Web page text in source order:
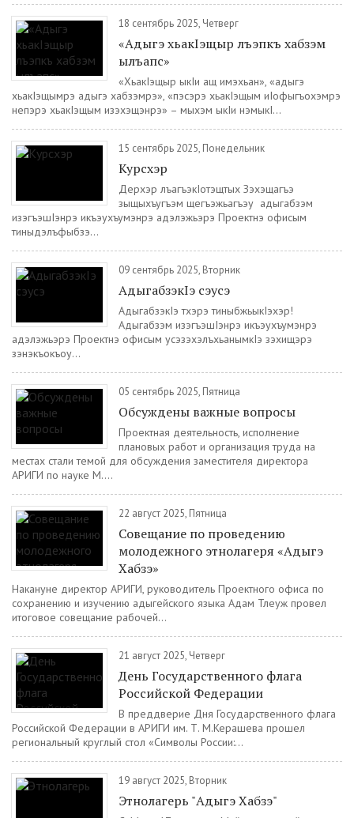
18 сентябрь 2025, Четверг
«Адыгэ хьакIэщыр лъэпкъ хабзэм
ылъапс»
«ХьакIэщыр ыкIи ащ имэхьан», «адыгэ
хьакIэщымрэ адыгэ хабзэмрэ», «пэсэрэ хьакIэщым иIофыгъохэмрэ
непэрэ хьакIэщым изэхэщэнрэ» – мыхэм ыкIи нэмыкI...
15 сентябрь 2025, Понедельник
Курсхэр
Дерхэр лъагъэкIотэщтых Зэхэщагъэ
зыщыхъугъэм щегъэжьагъэу адыгабзэм
изэгъэшIэнрэ икъэухъумэнрэ адэлэжьэрэ Проектнэ офисым
тиныдэлъфыбзэ...
09 сентябрь 2025, Вторник
АдыгабзэкIэ сэусэ
АдыгабзэкIэ тхэрэ тиныбжьыкIэхэр!
Адыгабзэм изэгъэшIэнрэ икъэухъумэнрэ
адэлэжьэрэ Проектнэ офисым усэзэхэлъхьанымкIэ зэхищэрэ
зэнэкъокъоу...
05 сентябрь 2025, Пятница
Обсуждены важные вопросы
Проектная деятельность, исполнение
плановых работ и организация труда на
местах стали темой для обсуждения заместителя директора
АРИГИ по науке М....
22 август 2025, Пятница
Совещание по проведению
молодежного этнолагеря «Адыгэ
Хабзэ»
Накануне директор АРИГИ, руководитель Проектного офиса по
сохранению и изучению адыгейского языка Адам Тлеуж провел
итоговое совещание рабочей...
21 август 2025, Четверг
День Государственного флага
Российской Федерации
В преддверие Дня Государственного флага
Российской Федерации в АРИГИ им. Т. М.Керашева прошел
региональный круглый стол «Символы России:...
19 август 2025, Вторник
Этнолагерь "Адыгэ Хабзэ"